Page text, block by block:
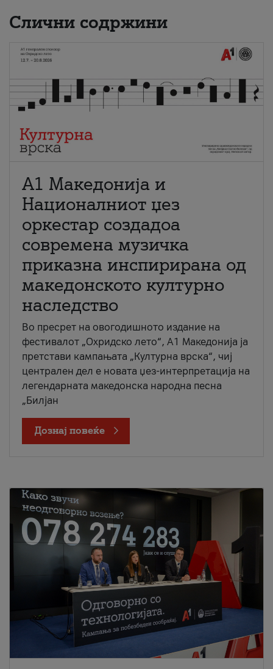
Слични содржини
А1 Македонија и
Националниот џез
оркестар создадоа
современа музичка
приказна инспирирана од
македонското културно
наследство
Во пресрет на овогодишното издание на
фестивалот „Охридско лето“, А1 Македонија ја
претстави кампањата „Културна врска“, чиј
централен дел е новата џез-интерпретација на
легендарната македонска народна песна
„Билјан
Дознај повеќе